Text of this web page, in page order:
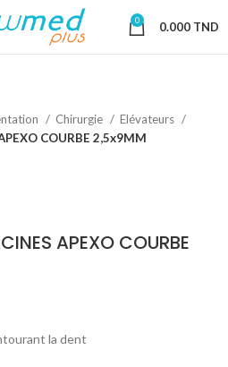
0 0.000 TND
Chirurgie
Elévateurs
COURBE 2,5x9MM
APEXO COURBE
la dent